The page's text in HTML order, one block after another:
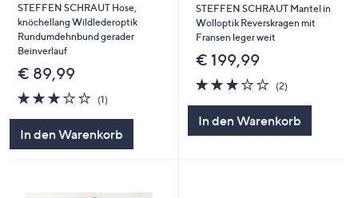
STEFFEN SCHRAUT Hose,
knöchellang Wildlederoptik
Rundumdehnbund gerader
Beinverlauf
€ 89,99
3.0
von
(1)
In den Warenkorb
STEFFEN SCHRAUT Mantel in
Wolloptik Reverskragen mit
Fransen leger weit
€ 199,99
3.0
von
(2)
In den Warenkorb